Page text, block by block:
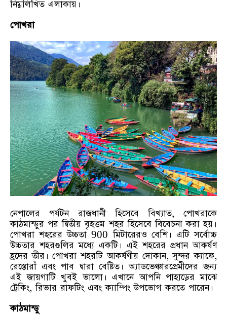
নিম্নলিখিত এলাকায়।
পোখরা
নেপালের পর্যটন রাজধানী হিসেবে বিখ্যাত, পোখরাকে
কাঠমান্ডুর পর দ্বিতীয় বৃহত্তম শহর হিসেবে বিবেচনা করা হয়।
পোখরা শহরের উচ্চতা 900 মিটারেরও বেশি। এটি সর্বোচ্চ
উচ্চতার শহরগুলির মধ্যে একটি। এই শহরের প্রধান আকর্ষণ
হ্রদের তীর। পোখরা শহরটি আকর্ষণীয় দোকান, সুন্দর ক্যাফে,
রেস্তোরাঁ এবং পাব দ্বারা বেষ্টিত। অ্যাডভেঞ্চারপ্রেমীদের জন্য
এই জায়গাটি খুবই ভালো। এখানে আপনি পাহাড়ের মাঝে
ট্রেকিং, রিভার রাফটিং এবং ক্যাম্পিং উপভোগ করতে পারেন।
কাঠমান্ডু